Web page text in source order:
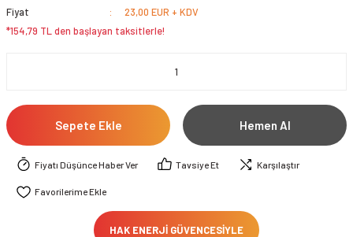
Fiyat
23,00 EUR + KDV
*154,79 TL den başlayan taksitlerle!
Sepete Ekle Hemen Al
Fiyatı Düşünce Haber Ver Tavsiye Et Karşılaştır
HAK ENERJİ GÜVENCESİYLE